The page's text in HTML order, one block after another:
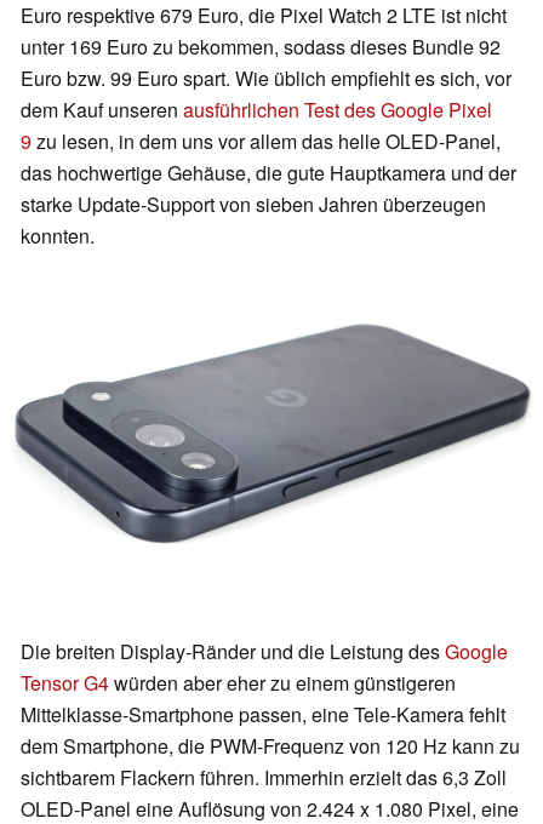
Euro respektive 679 Euro, die Pixel Watch 2 LTE ist nicht
unter 169 Euro zu bekommen, sodass dieses Bundle 92
Euro bzw. 99 Euro spart. Wie üblich empfiehlt es sich, vor
dem Kauf unseren ausführlichen Test des Google Pixel
9zu lesen, in dem uns vor allem das helle OLED-Panel,
das hochwertige Gehäuse, die gute Hauptkamera und der
starke Update-Support von sieben Jahren überzeugen
konnten.
Die breiten Display-Ränder und die Leistung desGoogle
Tensor G4würden aber eher zu einem günstigeren
Mittelklasse-Smartphone passen, eine Tele-Kamera fehlt
dem Smartphone, die PWM-Frequenz von 120 Hz kann zu
sichtbarem Flackern führen. Immerhin erzielt das 6,3 Zoll
OLED-Panel eine Auflösung von 2.424 x 1.080 Pixel, eine